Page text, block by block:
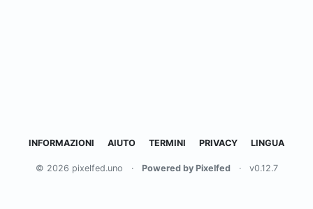
INFORMAZIONI AIUTO TERMINI PRIVACY LINGUA
© 2026 pixelfed.uno · Powered by Pixelfed · v0.12.7